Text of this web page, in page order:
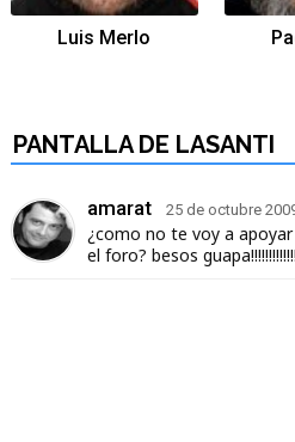
Luis Merlo
PANTALLA DE LASANTI
amarat 25 de octubre
¿como no te voy a
el foro? besos